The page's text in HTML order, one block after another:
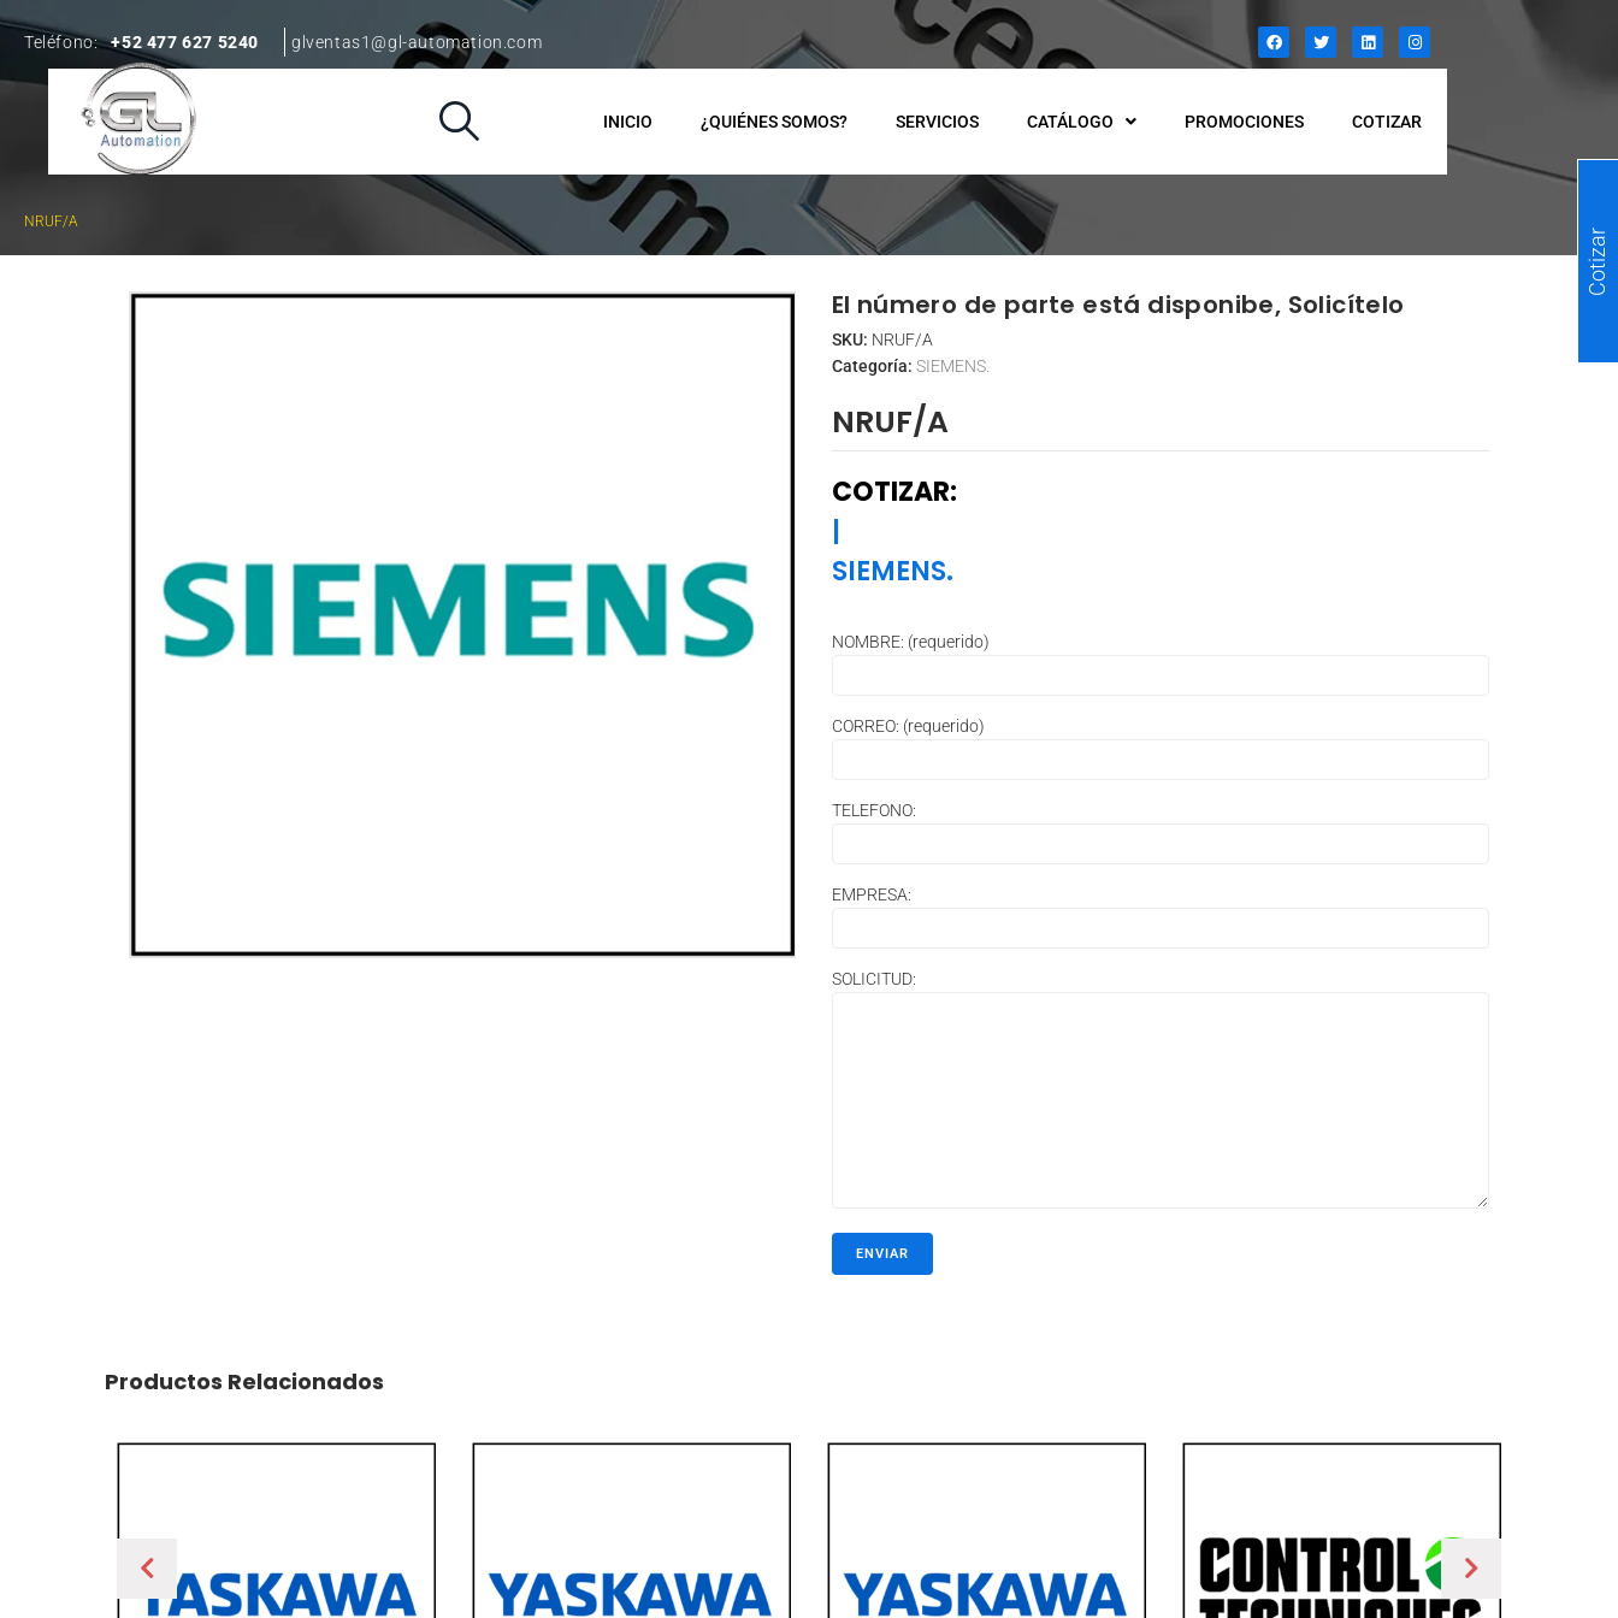
Teléfono: +52 477 627 5240 glventas1@gl-automation.com
INICIO ¿QUIÉNES SOMOS? SERVICIOS CATÁLOGO PROMOCIONES COTIZAR
NRUF/A
El número de parte está disponibe, Solicítelo
SKU: NRUF/A
Categoría: SIEMENS.
NRUF/A
COTIZAR:
|
SIEMENS.
NOMBRE: (requerido)
CORREO: (requerido)
TELEFONO:
EMPRESA:
SOLICITUD:
Productos Relacionados
Cotizar